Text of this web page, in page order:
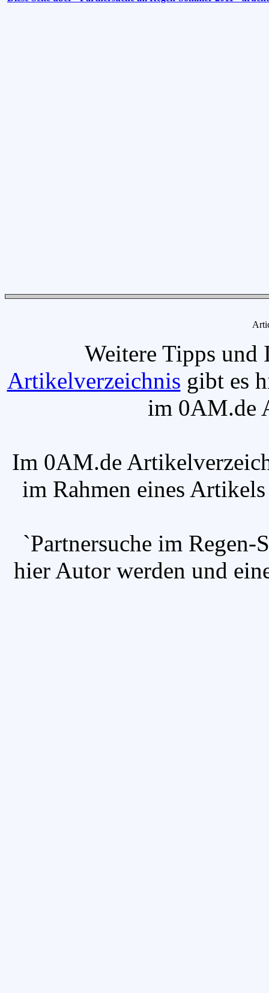
Weitere Tipps und
Artikelverzeichnis gibt es
im 0AM.de
Im 0AM.de
im Rahmen eines
`Partnersuche im
hier Autor werden und